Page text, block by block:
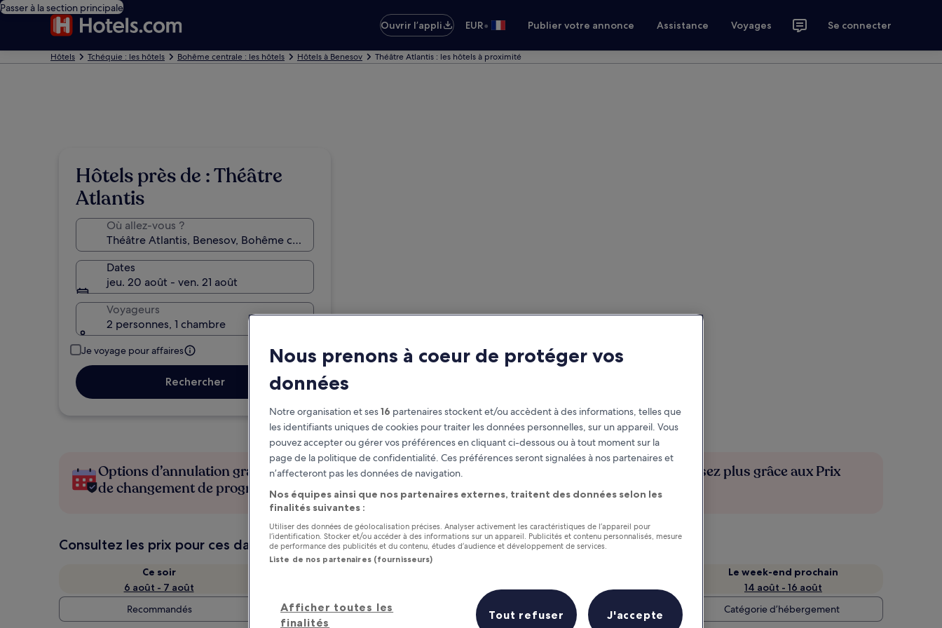
Passer à la section principale
Ouvrir l’appli
EUR• Publier votre annonce Assistance Voyages Se connecter
Hôtels Tchéquie : les hôtels Bohême centrale : les hôtels Hôtels à Benesov Théâtre Atlantis : les hôtels à proximité
Hôtels près de : Théâtre
Atlantis
Où allez-vous ?
Dates
jeu. 20 août - ven. 21 août
Voyageurs
2 personnes, 1 chambre
Je voyage pour affaires
Rechercher
Options d’annulation gratuite en cas
de changement de programme
Gagnez des récompenses pour
chaque nuit séjournée
Économisez plus grâce aux Prix
membres
Consultez les prix pour ces dates
Ce soir
6 août - 7 août
7 août - 9 août
Le week-end prochain
14 août - 16 août
Recommandés
Prix (croissant) Distance Catégorie d’hébergement
Nous prenons à coeur de protéger vos
données
Notre organisation et ses16 partenaires stockent et/ou accèdent à des informations, telles que
les identifiants uniques de cookies pour traiter les données personnelles, sur un appareil. Vous
pouvez accepter ou gérer vos préférences en cliquant ci-dessous ou à tout moment sur la
page de la politique de confidentialité. Ces préférences seront signalées à nos partenaires et
n’affecteront pas les données de navigation.
Nos équipes ainsi que nos partenaires externes, traitent des données selon les
finalités suivantes :
Utiliser des données de géolocalisation précises. Analyser activement les caractéristiques de l’appareil pour
l’identification. Stocker et/ou accéder à des informations sur un appareil. Publicités et contenu personnalisés, mesure
de performance des publicités et du contenu, études d’audience et développement de services.
Liste de nos partenaires (fournisseurs)
Afficher toutes les
finalités
Tout refuser J'accepte